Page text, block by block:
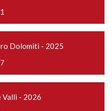
Dolomiti - 2025
Valli - 2026